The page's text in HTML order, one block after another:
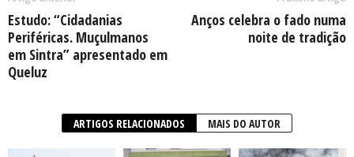
Estudo: “Cidadanias
Periféricas. Muçulmanos
em Sintra” apresentado em
Queluz
Anços celebra o fado numa
noite de tradição
ARTIGOS RELACIONADOS MAIS DO AUTOR